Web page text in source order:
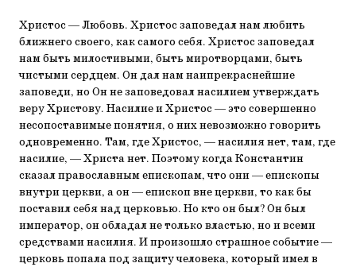
Христос — Любовь. Христос заповедал нам любить
ближнего своего, как самого себя. Христос заповедал
нам быть милостивыми, быть миротворцами, быть
чистыми сердцем. Он дал нам наипрекраснейшие
заповеди, но Он не заповедовал насилием утверждать
веру Христову. Насилие и Христос — это совершенно
несопоставимые понятия, о них невозможно говорить
одновременно. Там, где Христос, — насилия нет, там, где
насилие, — Христа нет. Поэтому когда Константин
сказал православным епископам, что они — епископы
внутри церкви, а он — епископ вне церкви, то как бы
поставил себя над церковью. Но кто он был? Он был
император, он обладал не только властью, но и всеми
средствами насилия. И произошло страшное событие —
церковь попала под защиту человека, который имел в